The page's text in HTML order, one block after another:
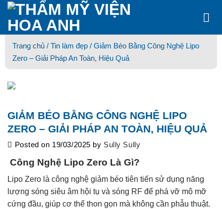
Skip
content
Trang chủ / Tin làm đẹp/ Giảm Béo Bằng Công Nghệ Lipo
Zero – Giải Pháp An Toàn, Hiệu Quả
GIẢM BÉO BẰNG CÔNG NGHỆ LIPO
ZERO – GIẢI PHÁP AN TOÀN, HIỆU QUẢ
Posted on 19/03/2025 by Sully Sully
Công Nghệ Lipo Zero Là Gì?
Lipo Zero là công nghệ giảm béo tiên tiến sử dụng năng
lượng sóng siêu âm hội tụ và sóng RF để phá vỡ mô mỡ
cứng đầu, giúp cơ thể thon gọn mà không cần phẫu thuật.